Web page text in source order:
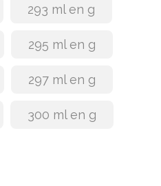
293 ml en g
295 ml en g
297 ml en g
300 ml en g